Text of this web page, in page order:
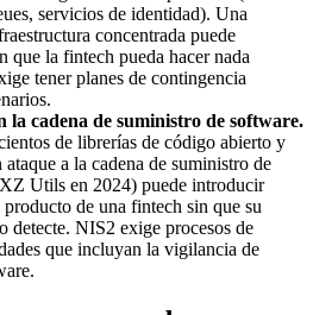
servicios de identidad). Una
concentrada puede
que la fintech pueda hacer nada
tener planes de contingencia
la cadena de suministro de software.
de librerías de código abierto y
a la cadena de suministro de
Utils en 2024) puede introducir
de una fintech sin que su
detecte. NIS2 exige procesos de
que incluyan la vigilancia de